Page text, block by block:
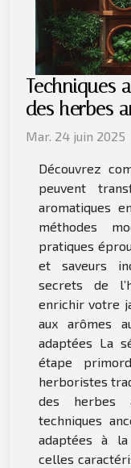
Techniques
des herbes
Mar. 24 juin 2025
Découvrez
peuvent
aromatiques
méthodes
pratiques
et saveurs
secrets de
enrichir votre
aux arômes
adaptées La
étape
herboristes
des herbes
techniques
adaptées à la
celles